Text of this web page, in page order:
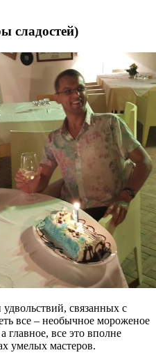
сладостей)
связанных с
все – необычное мороженое
главное, все это вполне
умелых мастеров.